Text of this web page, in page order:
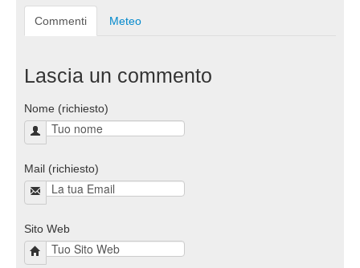
Commenti Meteo
Lascia un commento
Nome (richiesto)
Mail (richiesto)
Sito Web